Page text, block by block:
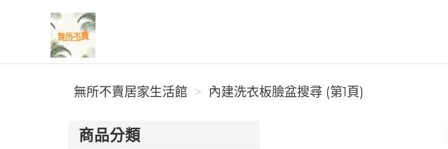
無所不賣居家生活館
無所不賣居家生活館 內建洗衣板臉盆搜尋 (第1頁)
商品分類